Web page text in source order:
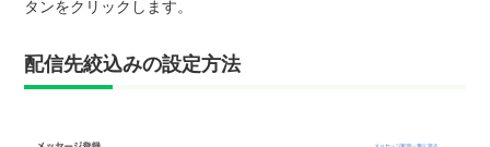
タンをクリックします。
配信先絞込みの設定方法